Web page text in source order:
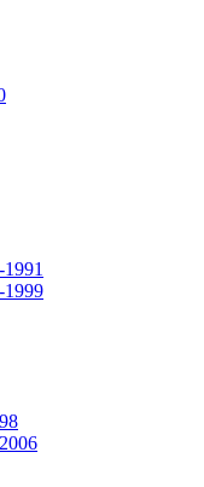
1991
1999